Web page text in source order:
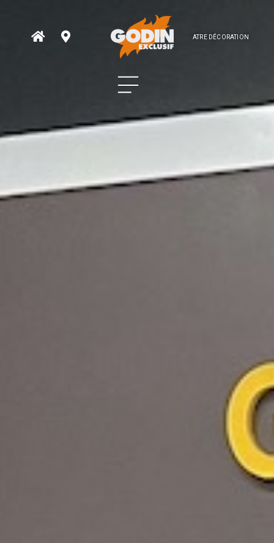
ATRE DÉCORATION